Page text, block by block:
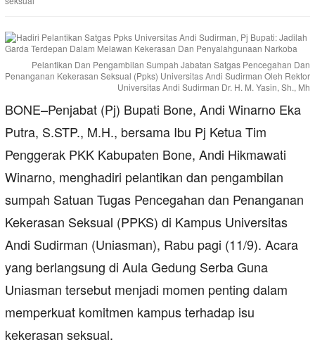
Pelantikan Dan Pengambilan Sumpah Jabatan Satgas Pencegahan Dan
Penanganan Kekerasan Seksual (Ppks) Universitas Andi Sudirman Oleh Rektor
Universitas Andi Sudirman Dr. H. M. Yasin, Sh., Mh
BONE–Penjabat (Pj) Bupati Bone, Andi Winarno Eka
Putra, S.STP., M.H., bersama Ibu Pj Ketua Tim
Penggerak PKK Kabupaten Bone, Andi Hikmawati
Winarno, menghadiri pelantikan dan pengambilan
sumpah Satuan Tugas Pencegahan dan Penanganan
Kekerasan Seksual (PPKS) di Kampus Universitas
Andi Sudirman (Uniasman), Rabu pagi (11/9). Acara
yang berlangsung di Aula Gedung Serba Guna
Uniasman tersebut menjadi momen penting dalam
memperkuat komitmen kampus terhadap isu
kekerasan seksual.